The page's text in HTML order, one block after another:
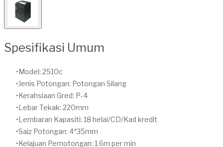
Spesifikasi Umum
Model: 2510c
Jenis Potongan: Potongan Silang
Kerahsiaan Gred: P-4
Lebar Tekak: 220mm
Lembaran Kapasiti: 18 helai/CD/Kad kredit
Saiz Potongan: 4*35mm
Kelajuan Pemotongan: 1.6m per min